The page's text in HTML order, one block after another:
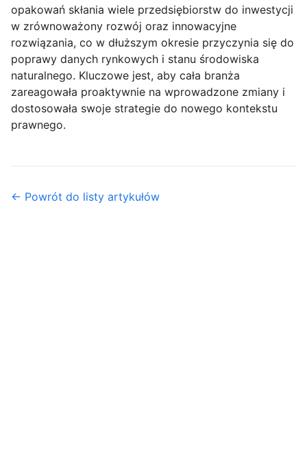
opakowań skłania wiele przedsiębiorstw do inwestycji
w zrównoważony rozwój oraz innowacyjne
rozwiązania, co w dłuższym okresie przyczynia się do
poprawy danych rynkowych i stanu środowiska
naturalnego. Kluczowe jest, aby cała branża
zareagowała proaktywnie na wprowadzone zmiany i
dostosowała swoje strategie do nowego kontekstu
prawnego.
← Powrót do listy artykułów